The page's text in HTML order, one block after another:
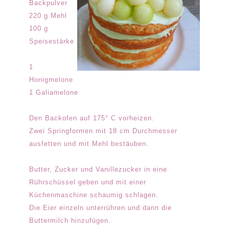
Backpulver
220 g Mehl
100 g
Speisestärke
1
Honigmelone
1 Galiamelone
Den Backofen auf 175° C vorheizen.
Zwei Springformen mit 18 cm Durchmesser
ausfetten und mit Mehl bestäuben.
Butter, Zucker und Vanillezucker in eine
Rührschüssel geben und mit einer
Küchenmaschine schaumig schlagen.
Die Eier einzeln unterrühren und dann die
Buttermilch hinzufügen.